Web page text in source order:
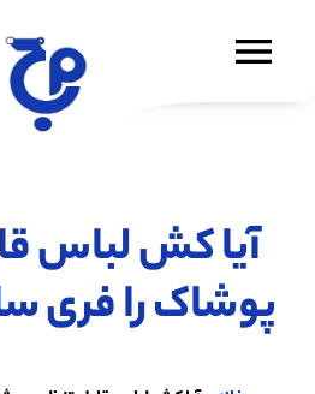
آیا کش لباس
پوشاک را فری